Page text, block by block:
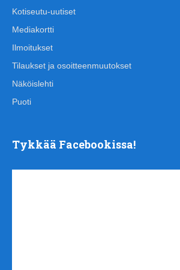
Kotiseutu-uutiset
Mediakortti
Ilmoitukset
Tilaukset ja osoitteenmuutokset
Näköislehti
Puoti
Tykkää Facebookissa!